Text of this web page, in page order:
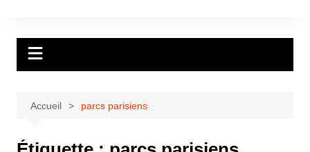
Accueil parcs parisiens